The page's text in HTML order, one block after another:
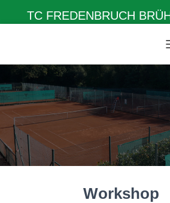
TC FREDENBRUCH
Workshop